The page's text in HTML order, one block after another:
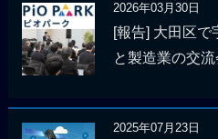
2026年03月30日
[報告] 大田区
と製造業の交
2025年07月23日